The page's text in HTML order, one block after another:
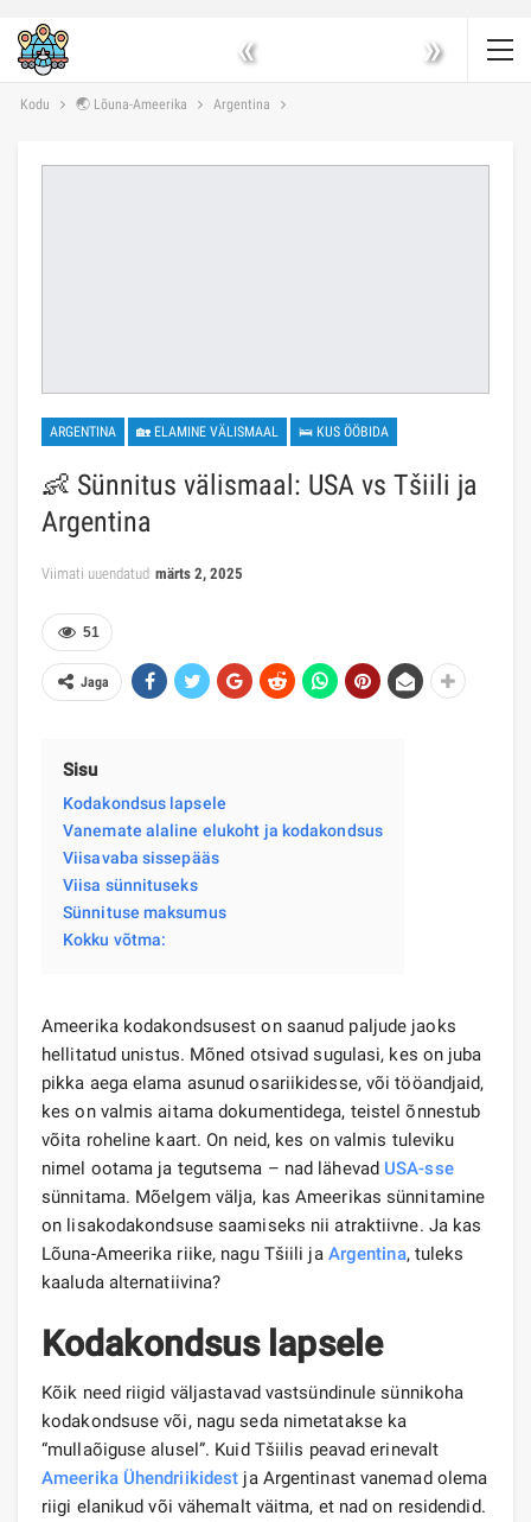
« »
Kodu 🌏 Lõuna-Ameerika Argentina
ARGENTINA 🏡 ELAMINE VÄLISMAAL 🛌 KUS ÖÖBIDA
👶 Sünnitus välismaal: USA vs Tšiili ja
Argentina
Viimati uuendatud märts 2, 2025
51
Jaga
Sisu
Kodakondsus lapsele
Vanemate alaline elukoht ja kodakondsus
Viisavaba sissepääs
Viisa sünnituseks
Sünnituse maksumus
Kokku võtma:
Ameerika kodakondsusest on saanud paljude jaoks
hellitatud unistus. Mõned otsivad sugulasi, kes on juba
pikka aega elama asunud osariikidesse, või tööandjaid,
kes on valmis aitama dokumentidega, teistel õnnestub
võita roheline kaart. On neid, kes on valmis tuleviku
nimel ootama ja tegutsema – nad lähevad USA-sse
sünnitama. Mõelgem välja, kas Ameerikas sünnitamine
on lisakodakondsuse saamiseks nii atraktiivne. Ja kas
Lõuna-Ameerika riike, nagu Tšiili ja Argentina, tuleks
kaaluda alternatiivina?
Kodakondsus lapsele
Kõik need riigid väljastavad vastsündinule sünnikoha
kodakondsuse või, nagu seda nimetatakse ka
“mullaõiguse alusel”. Kuid Tšiilis peavad erinevalt
Ameerika Ühendriikidest ja Argentinast vanemad olema
riigi elanikud või vähemalt väitma, et nad on residendid.